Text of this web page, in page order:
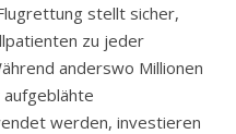
stellt sicher,
zu jeder
anderswo Millionen
werden, investieren